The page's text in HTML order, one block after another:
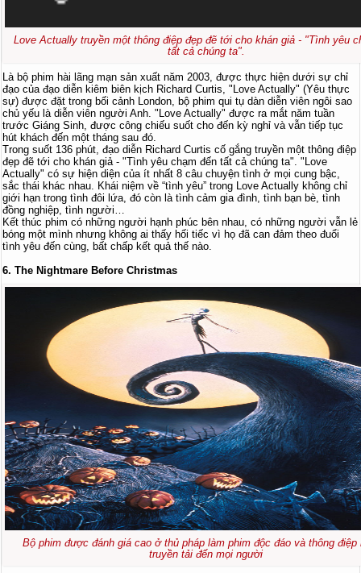
Love Actually truyền một thông điệp đẹp đẽ tới cho khán giả - "Tình yêu
tất cả chúng ta".
Là bộ phim hài lãng mạn sản xuất năm 2003, được thực hiện dưới sự chỉ
đạo của đạo diễn kiêm biên kịch Richard Curtis, "Love Actually" (Yêu thực
sự) được đặt trong bối cảnh London, bộ phim qui tụ dàn diễn viên ngôi sao
chủ yếu là diễn viên người Anh. "Love Actually" được ra mắt năm tuần
trước Giáng Sinh, được công chiếu suốt cho đến kỳ nghỉ và vẫn tiếp tục
hút khách đến một tháng sau đó.
Trong suốt 136 phút, đạo diễn Richard Curtis cố gắng truyền một thông điệp
đẹp đẽ tới cho khán giả - "Tình yêu chạm đến tất cả chúng ta". "Love
Actually" có sự hiện diện của ít nhất 8 câu chuyện tình ở mọi cung bậc,
sắc thái khác nhau. Khái niệm về “tình yêu” trong Love Actually không chỉ
giới hạn trong tình đôi lứa, đó còn là tình cảm gia đình, tình bạn bè, tình
đồng nghiệp, tình người…
Kết thúc phim có những người hạnh phúc bên nhau, có những người vẫn lẻ
bóng một mình nhưng không ai thấy hối tiếc vì họ đã can đảm theo đuổi
tình yêu đến cùng, bất chấp kết quả thế nào.
6. The Nightmare Before Christmas
Bộ phim được đánh giá cao ở thủ pháp làm phim độc đáo và thông điệp
truyền tải đến mọi người